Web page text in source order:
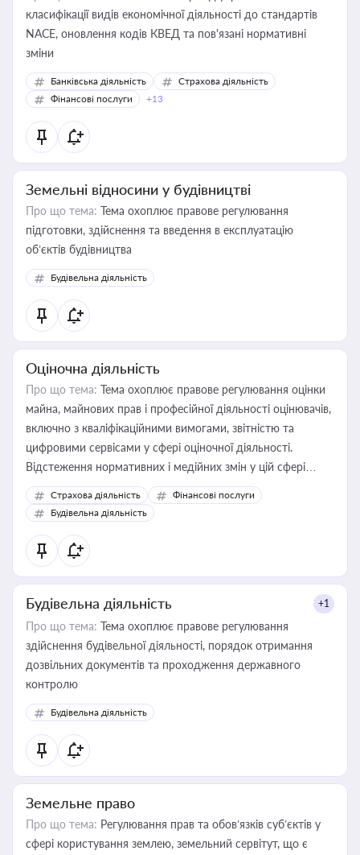
класифікації видів економічної діяльності до стандартів
NACE, оновлення кодів КВЕД та пов'язані нормативні
зміни
Банківська діяльність
Страхова діяльність
Фінансові послуги
+13
Земельні відносини у будівництві
Про що тема: Тема охоплює правове регулювання
підготовки, здійснення та введення в експлуатацію
об’єктів будівництва
Будівельна діяльність
Оціночна діяльність
Про що тема: Тема охоплює правове регулювання оцінки
майна, майнових прав і професійної діяльності оцінювачів,
включно з кваліфікаційними вимогами, звітністю та
цифровими сервісами у сфері оціночної діяльності.
Відстеження нормативних і медійних змін у цій сфері
корисне для власника бізнесу, керівника, юриста або
бухгалтера під час оподаткування, приватизації, оренди
державного майна, корпоративних угод і перевірки
статусу суб'єктів оціночної діяльності
Страхова діяльність
Фінансові послуги
Будівельна діяльність
Будівельна діяльність +1
Про що тема: Тема охоплює правове регулювання
здійснення будівельної діяльності, порядок отримання
дозвільних документів та проходження державного
контролю
Будівельна діяльність
Земельне право
Про що тема: Регулювання прав та обов’язків суб’єктів у
сфері користування землею, земельний сервітут, що є